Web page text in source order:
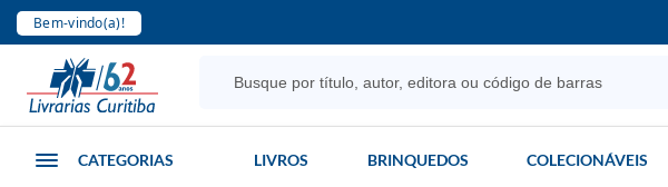
Bem-vindo(a)!
CATEGORIAS LIVROS BRINQUEDOS COLECIONÁVEIS